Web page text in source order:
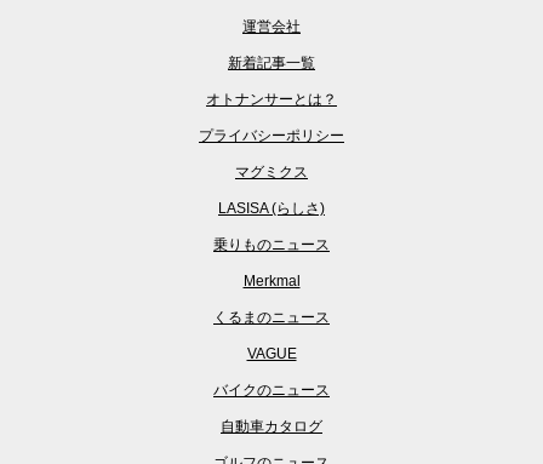
運営会社
新着記事一覧
オトナンサーとは？
プライバシーポリシー
マグミクス
LASISA (らしさ)
乗りものニュース
Merkmal
くるまのニュース
VAGUE
バイクのニュース
自動車カタログ